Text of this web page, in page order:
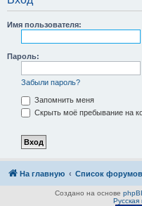
Имя пользователя:
Пароль:
Забыли пароль?
Запомнить меня
Скрыть моё пребывание на
На главную Список форумов
Создано на основе